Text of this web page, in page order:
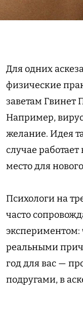
Для одних
физические
заветам Гвинет
Например,
желание. Идея
случае
место для
Психологи на
часто
экспериментом:
реальными
год для вас —
подругами, в